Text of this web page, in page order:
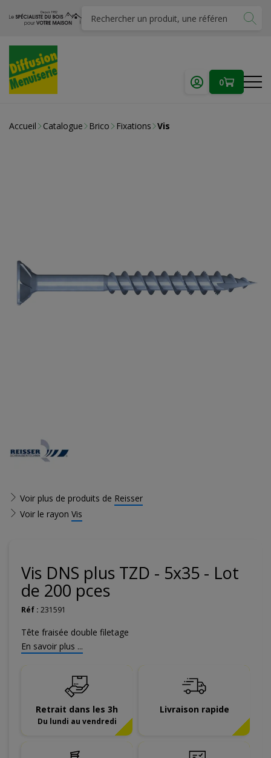
0
Accueil Catalogue Brico Fixations Vis
Voir plus de produits de Reisser
Voir le rayon Vis
Vis DNS plus TZD - 5x35 - Lot
de 200 pces
Réf : 231591
Tête fraisée double filetage
En savoir plus ...
Retrait dans les 3h
Du lundi au vendredi
Livraison rapide